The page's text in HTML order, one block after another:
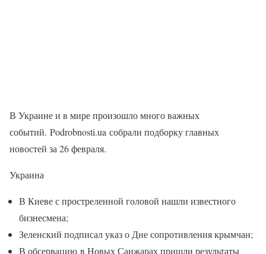
В Украине и в мире произошло много важных
событий. Podrobnosti.ua собрали подборку главных
новостей за 26 февраля.
Украина
В Киеве с простреленной головой нашли известного
бизнесмена;
Зеленский подписал указ о Дне сопротивления крымчан;
В обсервацию в Новых Санжарах пришли результаты